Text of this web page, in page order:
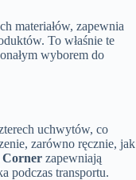
materiałów, zapewnia
To właśnie te
wyborem do
uchwytów, co
zarówno ręcznie, jak
Corner zapewniają
podczas transportu.